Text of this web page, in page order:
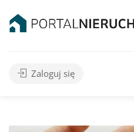
Zaloguj się